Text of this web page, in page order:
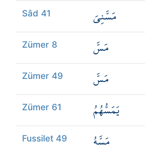
Sâd 41 مَسَّنِيَ
Zümer 8 مَسَّ
Zümer 49 مَسَّ
Zümer 61 يَمَسُّهُمُ
Fussilet 49 مَسَّهُ